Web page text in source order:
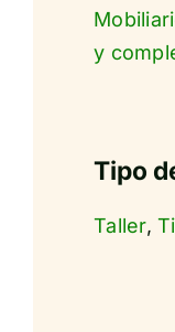
y
Tipo
Taller,